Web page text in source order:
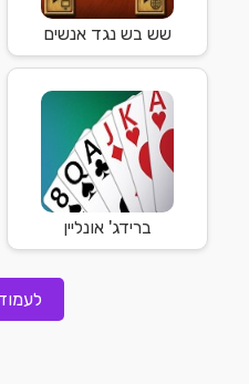
שש בש נגד אנשים
ברידג' אונליין